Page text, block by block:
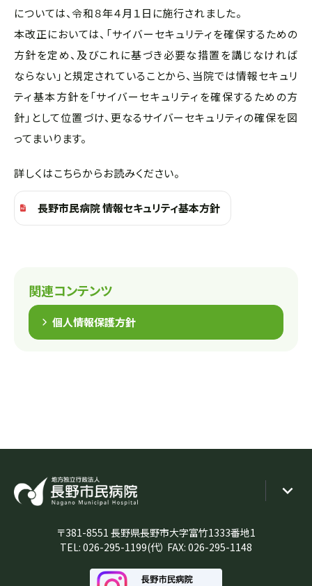
については、令和８年４月１日に施行されました。
本改正においては、「サイバーセキュリティを確保するための
方針を定め、及びこれに基づき必要な措置を講じなければ
ならない」と規定されていることから、当院では情報セキュリ
ティ基本方針を「サイバーセキュリティを確保するための方
針」として位置づけ、更なるサイバーセキュリティの確保を図
ってまいります。
詳しくはこちらからお読みください。
長野市民病院 情報セキュリティ基本方針
関連コンテンツ
個人情報保護方針
〒381-8551 長野県長野市大字富竹1333番地1
TEL: 026-295-1199(代） FAX: 026-295-1148